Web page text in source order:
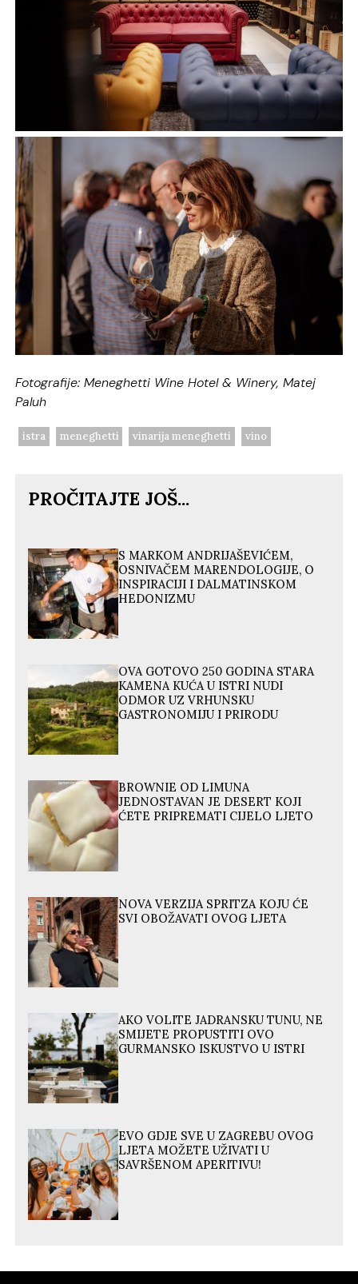
Fotografije: Meneghetti Wine Hotel & Winery, Matej
Paluh
istra meneghetti vinarija meneghetti vino
PROČITAJTE JOŠ...
S MARKOM ANDRIJAŠEVIĆEM,
OSNIVAČEM MARENDOLOGIJE, O
INSPIRACIJI I DALMATINSKOM
HEDONIZMU
OVA GOTOVO 250 GODINA STARA
KAMENA KUĆA U ISTRI NUDI
ODMOR UZ VRHUNSKU
GASTRONOMIJU I PRIRODU
BROWNIE OD LIMUNA
JEDNOSTAVAN JE DESERT KOJI
ĆETE PRIPREMATI CIJELO LJETO
NOVA VERZIJA SPRITZA KOJU ĆE
SVI OBOŽAVATI OVOG LJETA
AKO VOLITE JADRANSKU TUNU, NE
SMIJETE PROPUSTITI OVO
GURMANSKO ISKUSTVO U ISTRI
EVO GDJE SVE U ZAGREBU OVOG
LJETA MOŽETE UŽIVATI U
SAVRŠENOM APERITIVU!